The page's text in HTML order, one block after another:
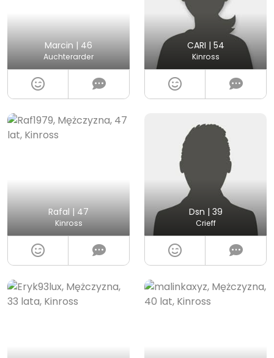
Marcin | 46
Auchterarder
CARI | 54
Kinross
Rafal | 47
Kinross
Dsn | 39
Crieff